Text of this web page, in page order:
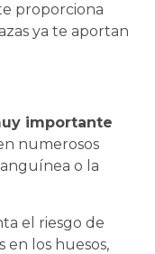
proporciona
ya te aportan
importante
numerosos
o la
el riesgo de
en los huesos,